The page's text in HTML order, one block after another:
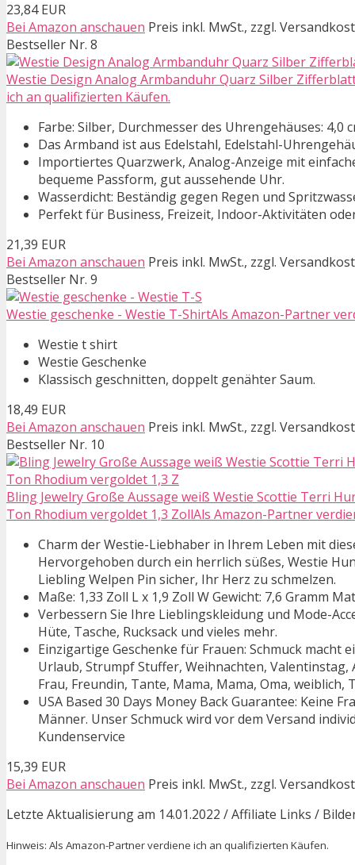
23,84 EUR
Bei Amazon anschauen Preis inkl. MwSt., zzgl.
Bestseller Nr. 8
Westie Design Analog Armbanduhr Quarz Silber
ich an qualifizierten Käufen.
Farbe: Silber, Durchmesser des Uhrengehäuses: 4,0
Das Armband ist aus Edelstahl, Edelstahl-
Importiertes Quarzwerk, Analog-Anzeige mit
bequeme Passform, gut aussehende Uhr.
Wasserdicht: Beständig gegen Regen und
Perfekt für Business, Freizeit, Indoor-Aktivitäten
21,39 EUR
Bei Amazon anschauen Preis inkl. MwSt., zzgl.
Bestseller Nr. 9
Westie geschenke - Westie T-ShirtAls Amazon-Partner
Westie t shirt
Westie Geschenke
Klassisch geschnitten, doppelt genähter Saum.
18,49 EUR
Bei Amazon anschauen Preis inkl. MwSt., zzgl.
Bestseller Nr. 10
Bling Jewelry Große Aussage weiß Westie Scottie Terri
Ton Rhodium vergoldet 1,3 ZollAls Amazon-Partner
Charm der Westie-Liebhaber in Ihrem Leben mit
Hervorgehoben durch ein herrlich süßes, Westie
Liebling Welpen Pin sicher, Ihr Herz zu schmelzen.
Maße: 1,33 Zoll L x 1,9 Zoll W Gewicht: 7,6 Gramm
Verbessern Sie Ihre Lieblingskleidung und Mode-
Hüte, Tasche, Rucksack und vieles mehr.
Einzigartige Geschenke für Frauen: Schmuck
Urlaub, Strumpf Stuffer, Weihnachten,
Frau, Freundin, Tante, Mama, Mama, Oma, weiblich,
USA Based 30 Days Money Back Guarantee: Keine
Männer. Unser Schmuck wird vor dem Versand
Kundenservice
15,39 EUR
Bei Amazon anschauen Preis inkl. MwSt., zzgl.
Letzte Aktualisierung am 14.01.2022 / Affiliate Links /
Hinweis: Als Amazon-Partner verdiene ich an qualifizierten Käufen.